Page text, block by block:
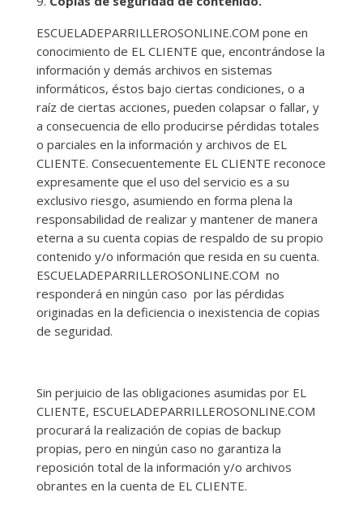
ESCUELADEPARRILLEROSONLINE.COM pone en
conocimiento de EL CLIENTE que, encontrándose la
información y demás archivos en sistemas
informáticos, éstos bajo ciertas condiciones, o a
raíz de ciertas acciones, pueden colapsar o fallar, y
a consecuencia de ello producirse pérdidas totales
o parciales en la información y archivos de EL
CLIENTE. Consecuentemente EL CLIENTE reconoce
expresamente que el uso del servicio es a su
exclusivo riesgo, asumiendo en forma plena la
responsabilidad de realizar y mantener de manera
eterna a su cuenta copias de respaldo de su propio
contenido y/o información que resida en su cuenta.
ESCUELADEPARRILLEROSONLINE.COM no
responderá en ningún caso por las pérdidas
originadas en la deficiencia o inexistencia de copias
de seguridad.
Sin perjuicio de las obligaciones asumidas por EL
CLIENTE, ESCUELADEPARRILLEROSONLINE.COM
procurará la realización de copias de backup
propias, pero en ningún caso no garantiza la
reposición total de la información y/o archivos
obrantes en la cuenta de EL CLIENTE.